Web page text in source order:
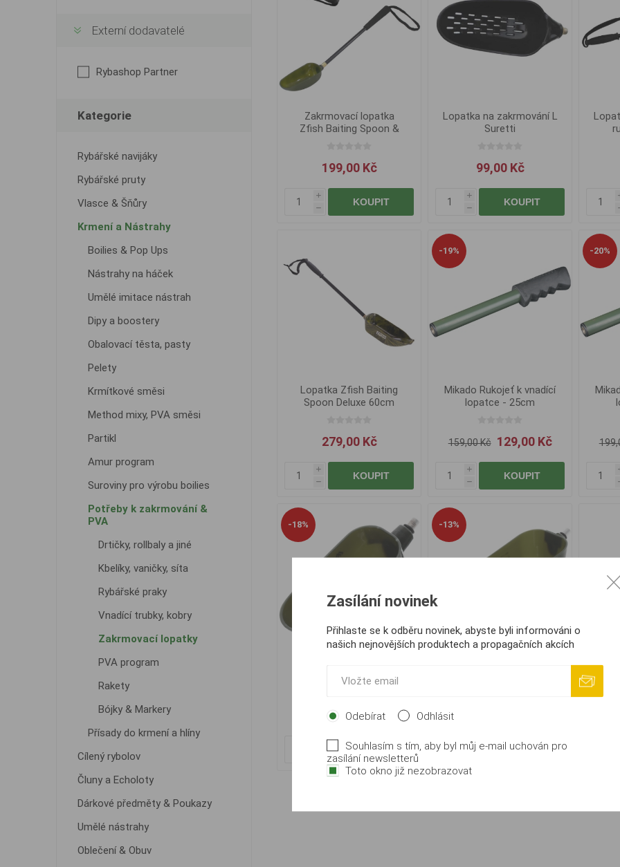
Zakrmovací lopatka
Zfish Baiting Spoon &
199,00 Kč
i
h
KOUPIT
Lopatka na zakrmování L
Suretti
99,00 Kč
i
h
KOUPIT
Lopatka Zfish Baiting
Spoon Deluxe 60cm
279,00 Kč
i
h
KOUPIT
-19%
Mikado Rukojeť k vnadící
lopatce - 25cm
159,00 Kč 129,00 Kč
i
h
KOUPIT
-20%
-18%
Mikado Vnadící Lopatka
Malá s děrováním
109,00 Kč 89,00 Kč
KOUPIT
-13%
149,00 Kč
i
KOUPIT
Externí dodavatelé
Rybashop Partner
Kategorie
Rybářské navijáky
Rybářské pruty
Vlasce & Šňůry
Krmení a Nástrahy
Boilies & Pop Ups
Nástrahy na háček
Umělé imitace nástrah
Dipy a boostery
Obalovací těsta, pasty
Pelety
Krmítkové směsi
Method mixy, PVA směsi
Partikl
Amur program
Suroviny pro výrobu boilies
Potřeby k zakrmování &
PVA
Drtičky, rollbaly a jiné
Kbelíky, vaničky, síta
Rybářské praky
Vnadící trubky, kobry
Zakrmovací lopatky
PVA program
Rakety
Bójky & Markery
Přísady do krmení a hlíny
Cílený rybolov
Čluny a Echoloty
Dárkové předměty & Poukazy
Umělé nástrahy
Oblečení & Obuv
Zasílání novinek
Přihlaste se k odběru novinek, abyste byli informováni o
našich nejnovějších produktech a propagačních akcích
Odebírat Odhlásit
Souhlasím s tím, aby byl můj e-mail uchován pro
zasílání newsletterů
Toto okno již nezobrazovat